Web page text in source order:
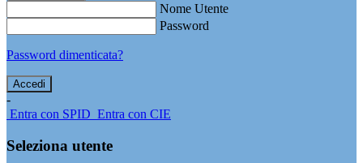
Nome Utente
Password
Password dimenticata?
-
Entra con SPID Entra con CIE
Seleziona utente